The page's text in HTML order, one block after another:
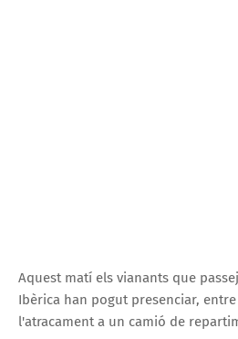
Aquest matí els vianants que
Ibèrica han pogut presenciar,
l'atracament a un camió de